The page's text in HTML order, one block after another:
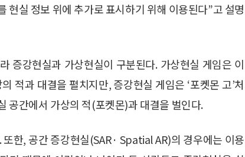
현실 정보 위에 추가로 표시하기 위해 이용된다”고 설명
증강현실과 가상현실이 구분된다. 가상현실 게임은 이
적과 대결을 펼치지만, 증강현실 게임은 ‘포켓몬 고’처
공간에서 가상의 적(포켓몬)과 대결을 벌인다.
한, 공간 증강현실(SAR· Spatial AR)의 경우에는 이용